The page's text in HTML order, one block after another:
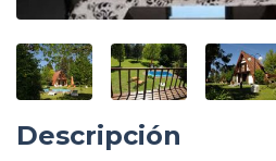
Descripción